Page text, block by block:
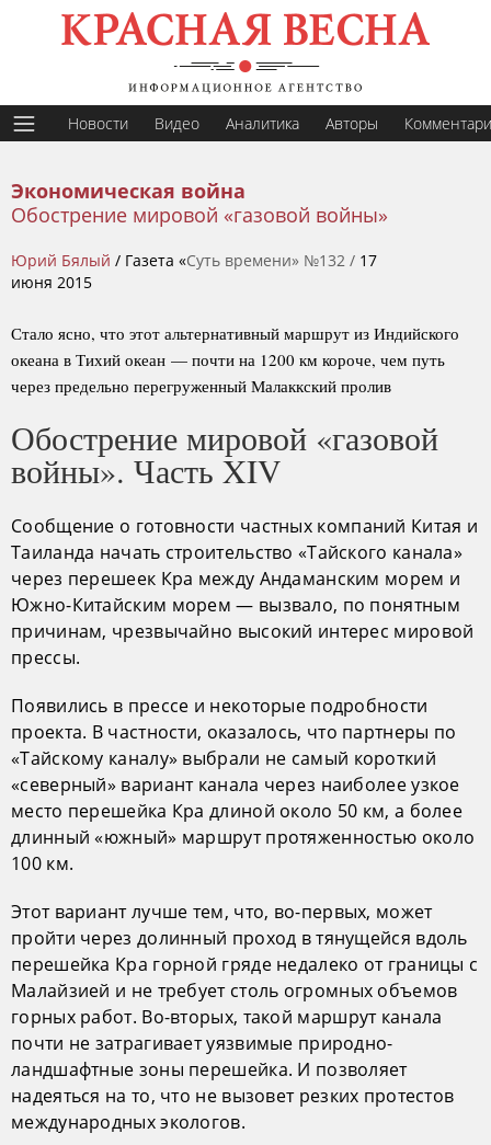
Новости Видео Аналитика Авторы
Экономическая война
Обострение мировой «газовой войны»
Юрий Бялый / Газета «Суть времени» №132 / 17
июня 2015
Стало ясно, что этот альтернативный маршрут из Индийского
океана в Тихий океан — почти на 1200 км короче, чем путь
через предельно перегруженный Малаккский пролив
Обострение мировой «газовой
войны». Часть XIV
Сообщение о готовности частных компаний Китая и
Таиланда начать строительство «Тайского канала»
через перешеек Кра между Андаманским морем и
Южно-Китайским морем — вызвало, по понятным
причинам, чрезвычайно высокий интерес мировой
прессы.
Появились в прессе и некоторые подробности
проекта. В частности, оказалось, что партнеры по
«Тайскому каналу» выбрали не самый короткий
«северный» вариант канала через наиболее узкое
место перешейка Кра длиной около 50 км, а более
длинный «южный» маршрут протяженностью около
100 км.
Этот вариант лучше тем, что, во-первых, может
пройти через долинный проход в тянущейся вдоль
перешейка Кра горной гряде недалеко от границы с
Малайзией и не требует столь огромных объемов
горных работ. Во-вторых, такой маршрут канала
почти не затрагивает уязвимые природно-
ландшафтные зоны перешейка. И позволяет
надеяться на то, что не вызовет резких протестов
международных экологов.